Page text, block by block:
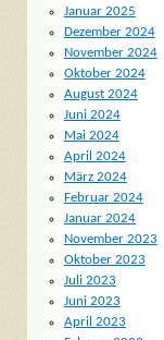
Januar 2025
Dezember 2024
November 2024
Oktober 2024
August 2024
Juni 2024
Mai 2024
April 2024
März 2024
Februar 2024
Januar 2024
November 2023
Oktober 2023
Juli 2023
Juni 2023
April 2023